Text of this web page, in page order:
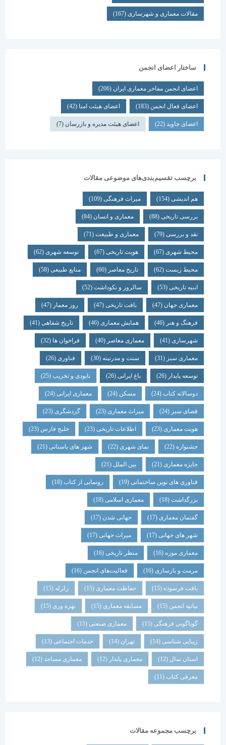
مقالات معماری و شهرسازی(167)
ساختار اعضای انجمن
اعضای انجمن مفاخر معماری ایران (206)
اعضای فعال انجمن(183) اعضای هیئت امنا(42)
اعضای جاوید(22) اعضای هیئت مدیره و بازرسان(7)
برچسب تقسیم‌بندی‌های موضوعی مقالات
هم اندیشی (154) میراث فرهنگی (109)
بررسی تاریخی (88) معماری و انسان (84)
نقد و بررسی (79) معماری و طبیعت (71)
محیط شهری(67) هویت تاریخی(67) توسعه شهری(62)
محیط زیست(62) تاریخ معاصر(60) منابع طبیعی(58)
ابنیه تاریخی(53) سالروز و نکوداشت(52)
معماری جهان (47) بافت تاریخی(47) روز معمار(47)
فرهنگ و هنر(46) همایش معماری (46) تاریخ شفاهی (41)
شهرسازی(41) معماری معاصر(40) فراخوان ها (32)
معماری سبز(31) سنت و مدرنیته(30) فناوری (26)
توسعه پایدار(26) باغ ایرانی(26) نابودی و تخریب(25)
دوسالانه کتاب(24) مسکن (24) معماری ایرانی(24)
فضای سبز(24) میراث معماری (23) گردشگری (23)
هویت معماری (23) اطلاعات تاریخی(23) خلیج فارس(23)
جشنواره(22) نمای شهری(22) شهر های باستانی (21)
جایزه معماری (21) بین الملل(21)
فناوری های نوین ساختمانی(19) رونمایی از کتاب (18)
بزرگداشت (18) معماری اسلامی(18)
گفتمان معماری (17) جهانی شدن(17)
شهر های جهانی(17) میراث جهانی(17)
معماری موزه(16) منظر تاریخی (16)
مرمت و بازسازی(16) فعالیت‌های انجمن(16)
بافت فرسوده (15) حفاظت معماری (15) زلزله
بیانیه انجمن(15) مسابقه معماری (15) بهره وری(15)
گوناگونی فرهنگی (15) معماری صنعتی(15)
زیبایی شناسی (14) تهران خدمات اجتماعی (13)
استان سال(12) معماری پایدار (12) معماری مساجد(12)
معرفی کتاب(11)
برچسب مجموعه مقالات